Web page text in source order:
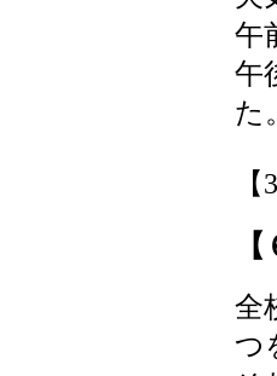
午
午
た。
全
つ